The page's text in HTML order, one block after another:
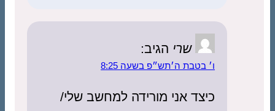
שרי הגיב:
ו׳ בטבת ה׳תש״פ בשעה 8:25
כיצד אני מורידה למחשב שלי/